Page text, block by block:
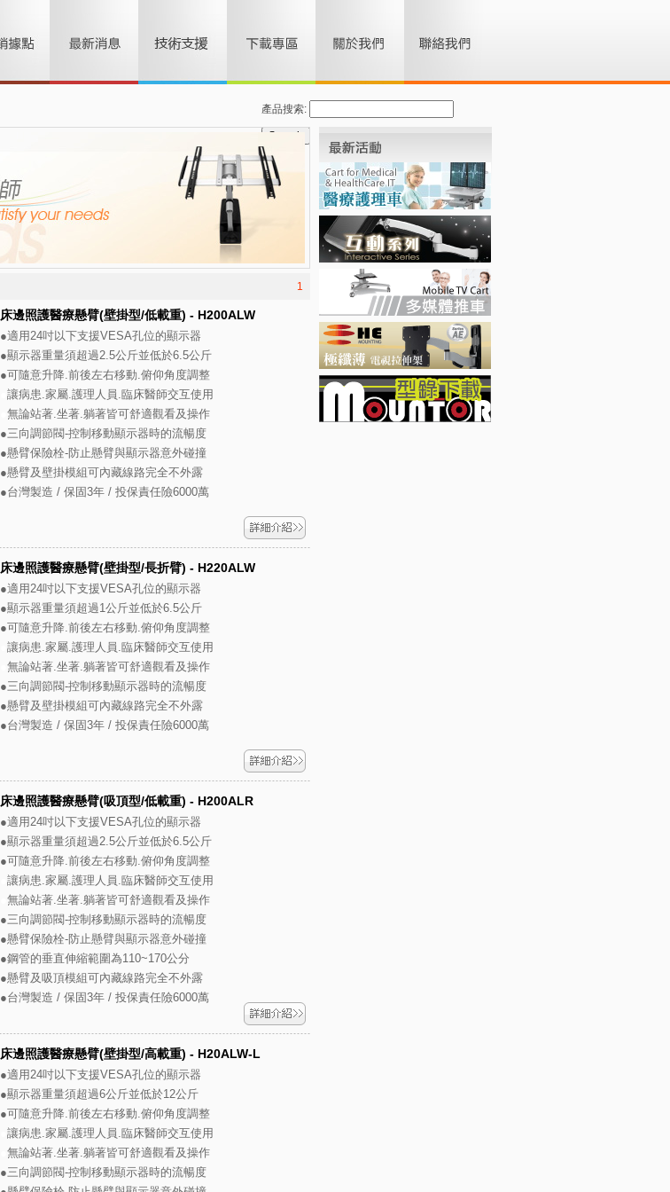
產品搜索:
1
床邊照護醫療懸臂(壁掛型/低載重) - H200ALW
●適用24吋以下支援VESA孔位的顯示器
●顯示器重量須超過2.5公斤並低於6.5公斤
●可隨意升降.前後左右移動.俯仰角度調整
讓病患.家屬.護理人員.臨床醫師交互使用
無論站著.坐著.躺著皆可舒適觀看及操作
●三向調節閥-控制移動顯示器時的流暢度
●懸臂保險栓-防止懸臂與顯示器意外碰撞
●懸臂及壁掛模組可內藏線路完全不外露
●台灣製造 / 保固3年 / 投保責任險6000萬
床邊照護醫療懸臂(壁掛型/長折臂) - H220ALW
●適用24吋以下支援VESA孔位的顯示器
●顯示器重量須超過1公斤並低於6.5公斤
●可隨意升降.前後左右移動.俯仰角度調整
讓病患.家屬.護理人員.臨床醫師交互使用
無論站著.坐著.躺著皆可舒適觀看及操作
●三向調節閥-控制移動顯示器時的流暢度
●懸臂及壁掛模組可內藏線路完全不外露
●台灣製造 / 保固3年 / 投保責任險6000萬
床邊照護醫療懸臂(吸頂型/低載重) - H200ALR
●適用24吋以下支援VESA孔位的顯示器
●顯示器重量須超過2.5公斤並低於6.5公斤
●可隨意升降.前後左右移動.俯仰角度調整
讓病患.家屬.護理人員.臨床醫師交互使用
無論站著.坐著.躺著皆可舒適觀看及操作
●三向調節閥-控制移動顯示器時的流暢度
●懸臂保險栓-防止懸臂與顯示器意外碰撞
●鋼管的垂直伸縮範圍為110~170公分
●懸臂及吸頂模組可內藏線路完全不外露
●台灣製造 / 保固3年 / 投保責任險6000萬
床邊照護醫療懸臂(壁掛型/高載重) - H20ALW-L
●適用24吋以下支援VESA孔位的顯示器
●顯示器重量須超過6公斤並低於12公斤
●可隨意升降.前後左右移動.俯仰角度調整
讓病患.家屬.護理人員.臨床醫師交互使用
無論站著.坐著.躺著皆可舒適觀看及操作
●三向調節閥-控制移動顯示器時的流暢度